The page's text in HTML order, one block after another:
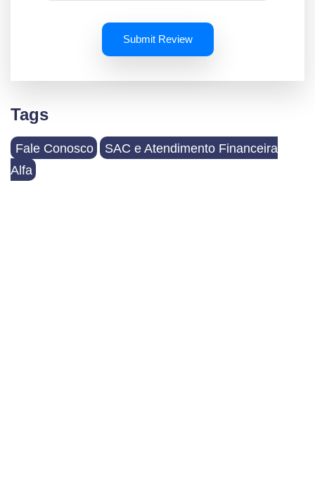
Submit Review
Tags
Fale Conosco
SAC e Atendimento Financeira
Alfa